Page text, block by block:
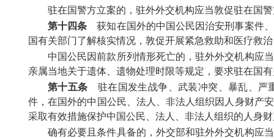
驻在国警方立案的，驻外外交机构应当敦促驻在国
第十四条 获知在国外的中国公民因治安刑事案件
国有关部门了解核实情况，敦促开展紧急救助和医疗救
中国公民因前款所列情形死亡的，驻外外交机构应
亲属当地关于遗体、遗物处理时限等规定，要求驻在国
第十五条 驻在国发生战争、武装冲突、暴乱、严
件，在国外的中国公民、法人、非法人组织因人身财产
采取有效措施保护中国公民、法人、非法人组织的人身
确有必要且条件具备的，外交部和驻外外交机构应